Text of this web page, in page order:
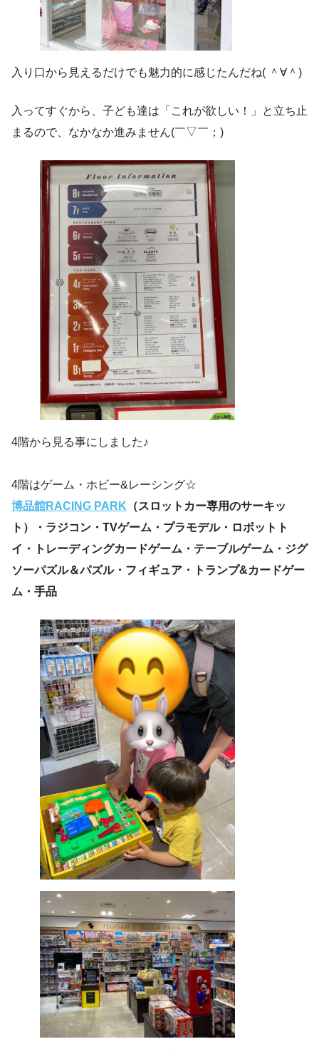
入り口から見えるだけでも魅力的に感じたんだね( ＾∀＾)
入ってすぐから、子ども達は「これが欲しい！」と立ち止
まるので、なかなか進みません(￣▽￣；)
4階から見る事にしました♪
4階はゲーム・ホビー&レーシング☆
博品館RACING PARK （スロットカー専用のサーキッ
ト）・ラジコン・TVゲーム・プラモデル・ロボットト
イ・トレーディングカードゲーム・テーブルゲーム・ジグ
ソーパズル＆パズル・フィギュア・トランプ&カードゲー
ム・手品